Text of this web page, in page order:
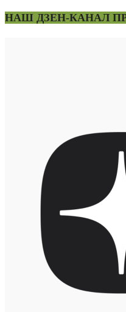
НАШ ДЗЕН-КАНАЛ